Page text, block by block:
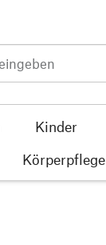
Kinder
Körperpflege